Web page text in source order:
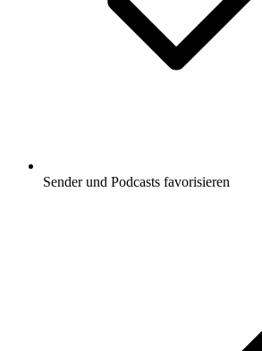
Sender und Podcasts favorisieren